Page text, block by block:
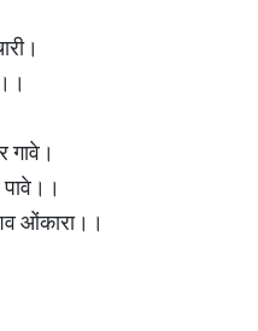
गावे।
ओंकारा।।